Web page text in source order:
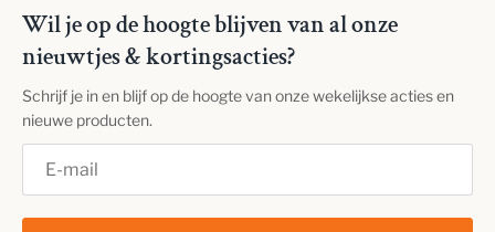
Wil je op de hoogte blijven van al onze
nieuwtjes & kortingsacties?
Schrijf je in en blijf op de hoogte van onze wekelijkse acties en
nieuwe producten.